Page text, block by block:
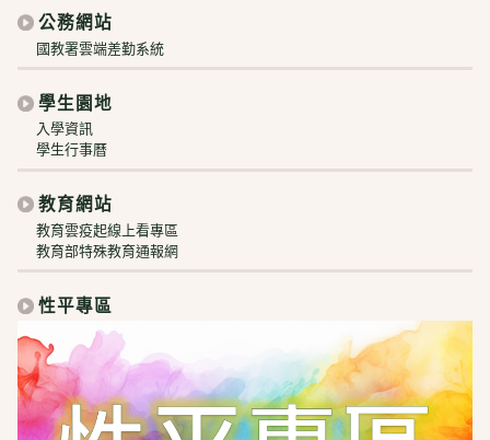
公務網站
國教署雲端差勤系統
學生園地
入學資訊
學生行事曆
教育網站
教育雲疫起線上看專區
教育部特殊教育通報網
性平專區